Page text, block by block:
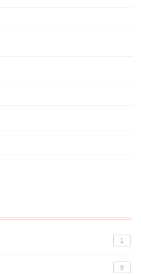
1
9